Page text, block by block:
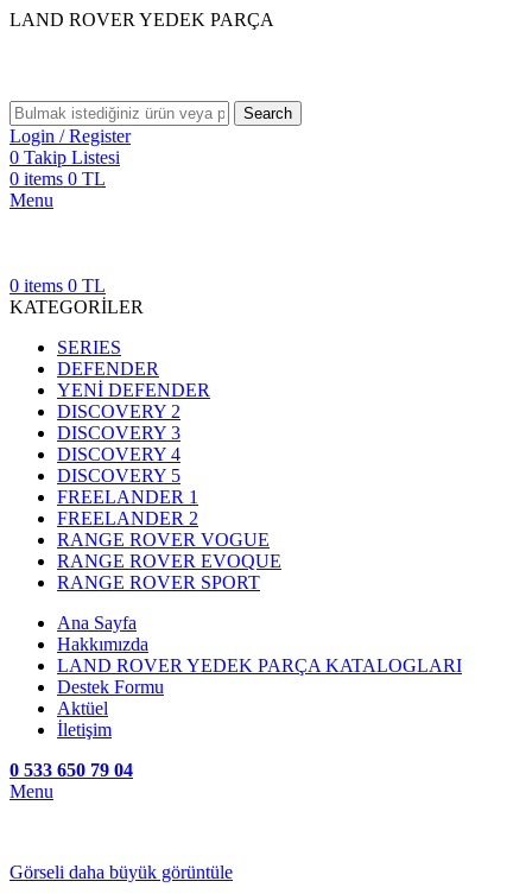
LAND ROVER YEDEK PARÇA
Search
Login / Register
0 Takip Listesi
0 items 0 TL
Menu
0 items 0 TL
KATEGORİLER
SERIES
DEFENDER
YENİ DEFENDER
DISCOVERY 2
DISCOVERY 3
DISCOVERY 4
DISCOVERY 5
FREELANDER 1
FREELANDER 2
RANGE ROVER VOGUE
RANGE ROVER EVOQUE
RANGE ROVER SPORT
Ana Sayfa
Hakkımızda
LAND ROVER YEDEK PARÇA KATALOGLARI
Destek Formu
Aktüel
İletişim
0 533 650 79 04
Menu
Görseli daha büyük görüntüle